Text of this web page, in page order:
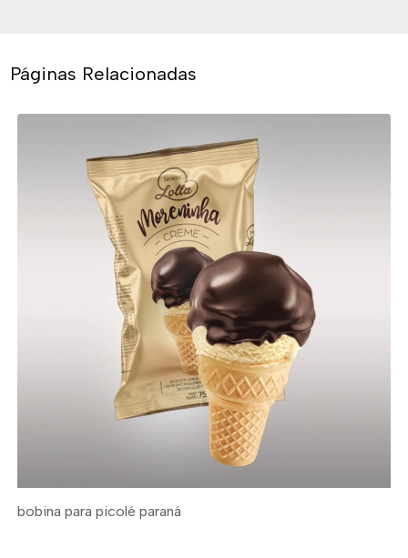
Páginas Relacionadas
bobina para picolé paraná